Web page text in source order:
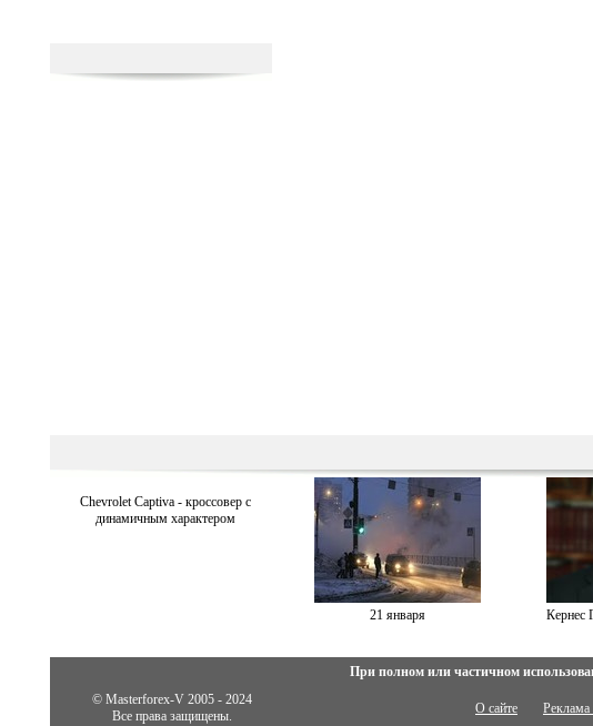
Chevrolet Captiva - кроссовер с
динамичным характером
21 января Кернес
При полном или частичном
© Masterforex-V 2005 - 2024
Все права защищены.
О сайте Реклама